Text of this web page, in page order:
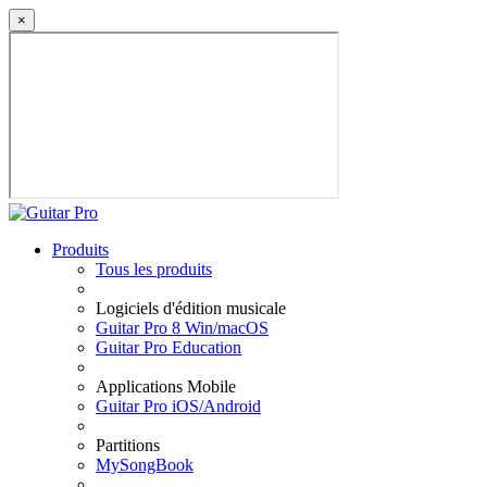
×
Produits
Tous les produits
Logiciels d'édition musicale
Guitar Pro 8 Win/macOS
Guitar Pro Education
Applications Mobile
Guitar Pro iOS/Android
Partitions
MySongBook